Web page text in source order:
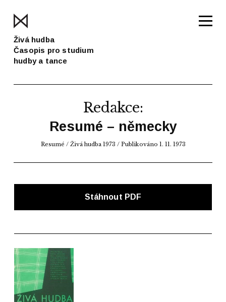
Živá hudba
Časopis pro studium
hudby a tance
Redakce:
Resumé – německy
Resumé / Živá hudba 1973 / Publikováno 1. 11. 1973
Stáhnout PDF